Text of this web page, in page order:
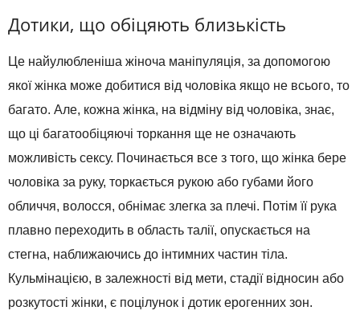
Дотики, що обіцяють близькість
Це найулюбленіша жіноча маніпуляція, за допомогою
якої жінка може добитися від чоловіка якщо не всього, то
багато. Але, кожна жінка, на відміну від чоловіка, знає,
що ці багатообіцяючі торкання ще не означають
можливість сексу. Починається все з того, що жінка бере
чоловіка за руку, торкається рукою або губами його
обличчя, волосся, обнімає злегка за плечі. Потім її рука
плавно переходить в область талії, опускається на
стегна, наближаючись до інтимних частин тіла.
Кульмінацією, в залежності від мети, стадії відносин або
розкутості жінки, є поцілунок і дотик ерогенних зон.